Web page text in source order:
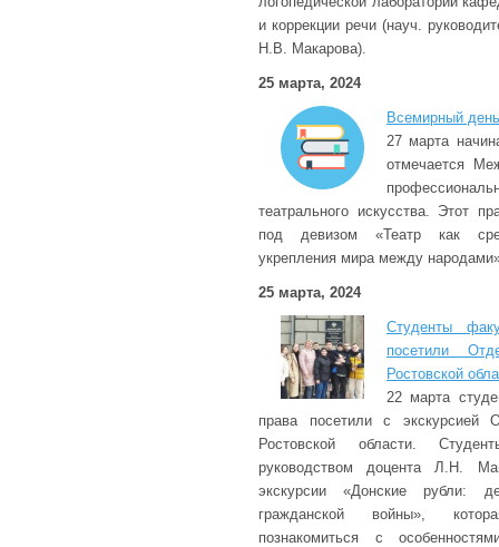
и коррекции речи (науч.
Н.В. Макарова).
25 марта, 2024
Всемирный
27 марта
отмечается
театрального искусства. Этот
под девизом «Театр как
укрепления мира между
25 марта, 2024
Студенты
посетили
Ростовской
22 марта
права посетили с экскурсией
Ростовской области.
руководством доцента Л.Н.
экскурсии «Донские рубли:
гражданской войны»,
познакомиться с